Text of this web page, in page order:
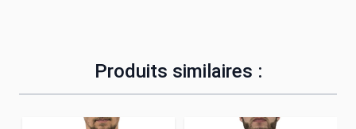
Produits similaires :